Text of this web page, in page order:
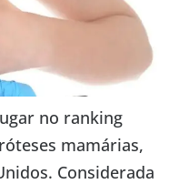
no ranking
mamárias,
Considerada